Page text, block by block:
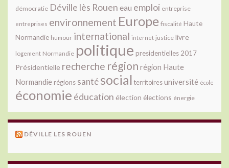
démocratie Déville lès Rouen eau emploi entreprise
entreprises environnement Europe fiscalité Haute
Normandie humour international internet justice livre
logement Normandie politique presidentielles 2017
Présidentielle recherche région région Haute
Normandie régions santésocial territoiresuniversité école
économie éducation élection élections énergie
DÉVILLE LES ROUEN